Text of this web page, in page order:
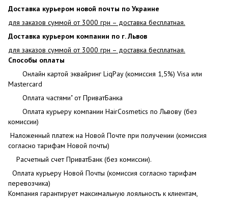
Доставка курьером новой почты по Украине
для заказов суммой от 3000 грн – доставка бесплатная.
Доставка курьером компании по г. Львов
для заказов суммой от 3000 грн – доставка бесплатная.
Способы оплаты
Онлайн картой эквайринг LiqPay (комиссия 1,5%) Visa или
Mastercard
Оплата частями" от ПриватБанка
Оплата курьеру компании HairCosmetics по Львову (без
комиссии)
Наложенный платеж на Новой Почте при получении (комиссия
согласно тарифам Новой почты)
Расчетный счет ПриватБанк (без комиссии).
Оплата курьеру Новой Почты (комиссия согласно тарифам
перевозчика)
Компания гарантирует максимальную лояльность к клиентам,